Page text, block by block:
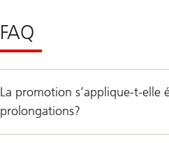
FAQ
La promotion s’applique-t-elle
prolongations?